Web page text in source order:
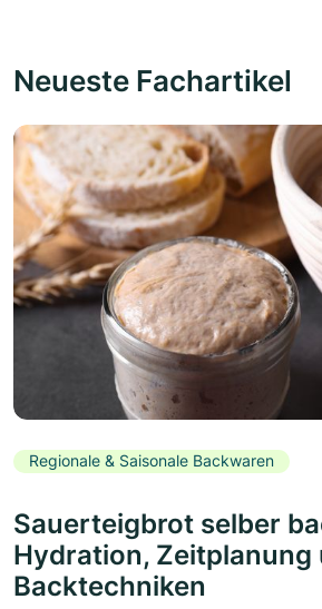
Neueste Fachartikel
Regionale & Saisonale Backwaren
Sauerteigbrot selber
Hydration, Zeitplanung
Backtechniken